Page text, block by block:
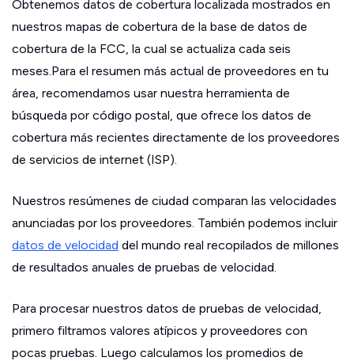
Obtenemos datos de cobertura localizada mostrados en
nuestros mapas de cobertura de la base de datos de
cobertura de la FCC, la cual se actualiza cada seis
meses.Para el resumen más actual de proveedores en tu
área, recomendamos usar nuestra herramienta de
búsqueda por código postal, que ofrece los datos de
cobertura más recientes directamente de los proveedores
de servicios de internet (ISP).
Nuestros resúmenes de ciudad comparan las velocidades
anunciadas por los proveedores. También podemos incluir
datos de velocidad del mundo real recopilados de millones
de resultados anuales de pruebas de velocidad.
Para procesar nuestros datos de pruebas de velocidad,
primero filtramos valores atípicos y proveedores con
pocas pruebas. Luego calculamos los promedios de